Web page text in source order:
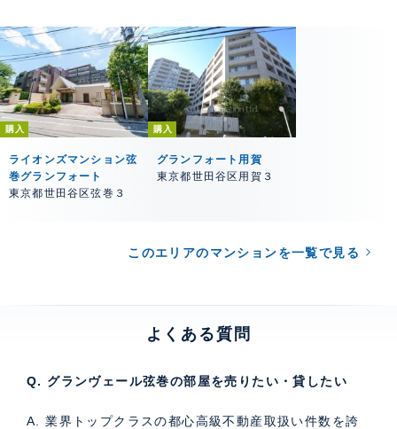
購入
ライオンズマンション弦
巻グランフォート
東京都世田谷区弦巻３
購入
グランフォート用賀
東京都世田谷区用賀３
このエリアのマンションを一覧で見る
よくある質問
Q. グランヴェール弦巻の部屋を売りたい・貸したい
A. 業界トップクラスの都心高級不動産取扱い件数を誇